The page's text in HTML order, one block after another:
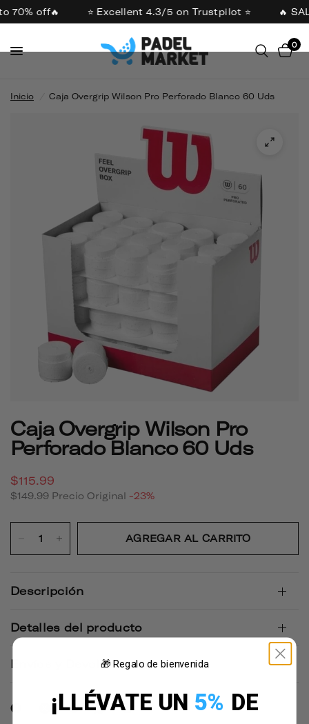
70% off🔥 ⭐ Excellent 4.3/5 on Trustpilot ⭐ 🔥
0
Inicio Caja Overgrip Wilson Pro Perforado Blanco 60 Uds
Caja Overgrip Wilson Pro
Perforado Blanco 60 Uds
$115.99
$149.99 Precio Original -23%
AGREGAR AL CARRITO
Descripción
Detalles del producto
Envíos y Devoluciones🎁 Regalo de bienvenida
¡LLÉVATE UN 5% DE